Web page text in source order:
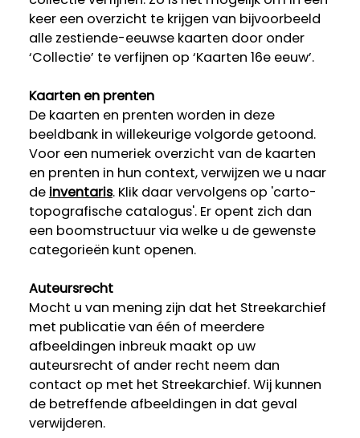
keer een overzicht te krijgen van bijvoorbeeld
alle zestiende-eeuwse kaarten door onder
‘Collectie’ te verfijnen op ‘Kaarten 16e eeuw’.
Kaarten en prenten
De kaarten en prenten worden in deze
beeldbank in willekeurige volgorde getoond.
Voor een numeriek overzicht van de kaarten
en prenten in hun context, verwijzen we u naar
de inventaris. Klik daar vervolgens op 'carto-
topografische catalogus'. Er opent zich dan
een boomstructuur via welke u de gewenste
categorieën kunt openen.
Auteursrecht
Mocht u van mening zijn dat het Streekarchief
met publicatie van één of meerdere
afbeeldingen inbreuk maakt op uw
auteursrecht of ander recht neem dan
contact op met het Streekarchief. Wij kunnen
de betreffende afbeeldingen in dat geval
verwijderen.